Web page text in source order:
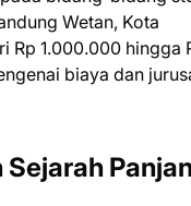
Wetan, Kota
Rp 1.000.000 hingga
biaya dan